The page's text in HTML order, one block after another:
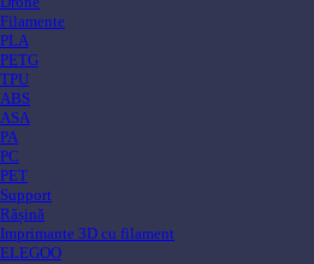
Filamente
PLA
PETG
TPU
ABS
ASA
PA
PC
PET
Support
Rășină
Imprimante 3D cu filament
ELEGOO